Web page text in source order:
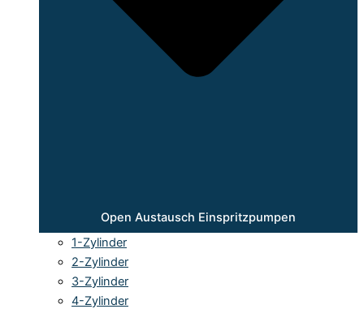
Open Austausch Einspritzpumpen
1-Zylinder
2-Zylinder
3-Zylinder
4-Zylinder